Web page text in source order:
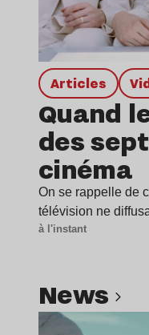
Articles
Quand
des
cinéma
On se rappelle de
télévision ne
à l'instant
news